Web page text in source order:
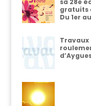
gratuits
Du 1er
Travaux